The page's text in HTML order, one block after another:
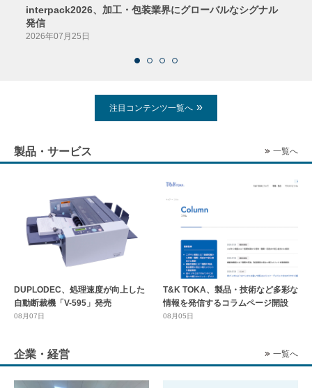
interpack2026、加工・包装業界にグローバルなシグナル
発信
2026年07月25日
注目コンテンツ一覧へ
製品・サービス 一覧へ
DUPLODEC、処理速度が向上した
自動断裁機「V-595」発売
08月07日
T&K TOKA、製品・技術など多彩な
情報を発信するコラムページ開設
08月05日
企業・経営 一覧へ